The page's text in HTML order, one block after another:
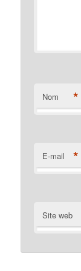
Nom *
E-mail *
Site web